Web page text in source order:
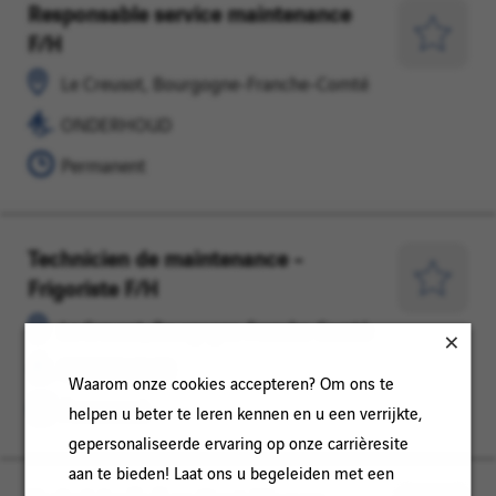
Waarom onze cookies accepteren? Om ons te
helpen u beter te leren kennen en u een verrijkte,
gepersonaliseerde ervaring op onze carrièresite
aan te bieden! Laat ons u begeleiden met een
Responsable service maintenance
F/H
Le Creusot, Bourgogne-Franche-Comté
Le
Creusot,
Bourgogne-
Franche-
ComtéONDERHOUD
ONDERHOUD
Permanent
Technicien de maintenance -
Frigoriste F/H
Le Creusot, Bourgogne-Franche-Comté
Le
Creusot,
Bourgogne-
Comté
ONDERHOUD
Permanent
voor
later